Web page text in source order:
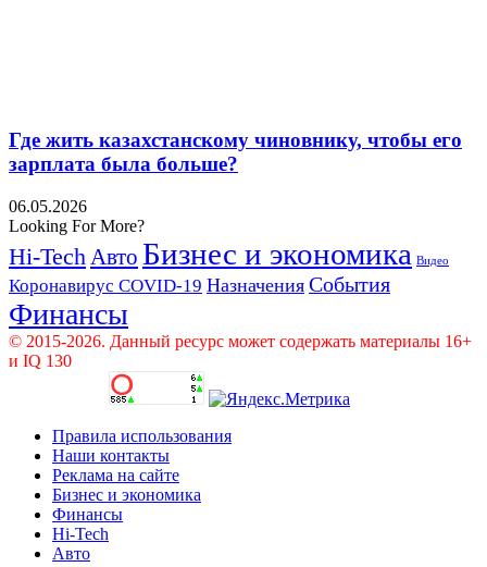
Где жить казахстанскому чиновнику, чтобы его
зарплата была больше?
06.05.2026
Looking For More?
Hi-Tech Авто Бизнес и экономика Видео
Коронавирус COVID-19 Назначения События
Финансы
© 2015-2026. Данный ресурс может содержать материалы 16+
и IQ 130
Правила использования
Наши контакты
Реклама на сайте
Бизнес и экономика
Финансы
Hi-Tech
Авто